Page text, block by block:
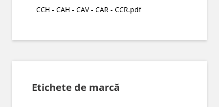
CCH - CAH - CAV - CAR - CCR.pdf
Etichete de marcă